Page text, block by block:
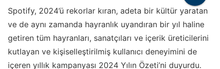
Spotify, 2024’ü rekorlar kıran, adeta bir kültür yaratan
ve de aynı zamanda hayranlık uyandıran bir yıl haline
getiren tüm hayranları, sanatçıları ve içerik üreticilerini
kutlayan ve kişiselleştirilmiş kullanıcı deneyimini de
içeren yıllık kampanyası 2024 Yılın Özeti’ni duyurdu.